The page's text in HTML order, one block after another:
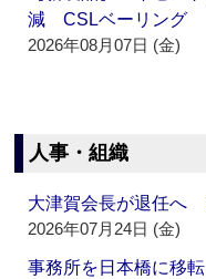
減 CSLベーリング
2026年08月07日 (金)
人事・組織
大津賀会長が退任へ
2026年07月24日 (金)
事務所を日本橋に移